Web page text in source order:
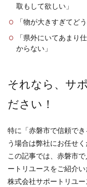
取もして欲しい」
「物が大きすぎてど
「県外にいてあまり
からない」
それなら、サ
ださい！
特に「赤磐市で信頼で
う場合は弊社にお任せく
この記事では、赤磐市
ートリユースをご紹介い
株式会社サポートリユ